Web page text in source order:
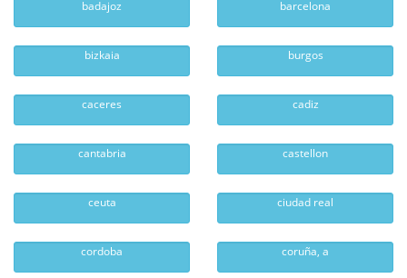
badajoz barcelona
bizkaia burgos
caceres cadiz
cantabria castellon
ceuta ciudad real
cordoba coruña, a